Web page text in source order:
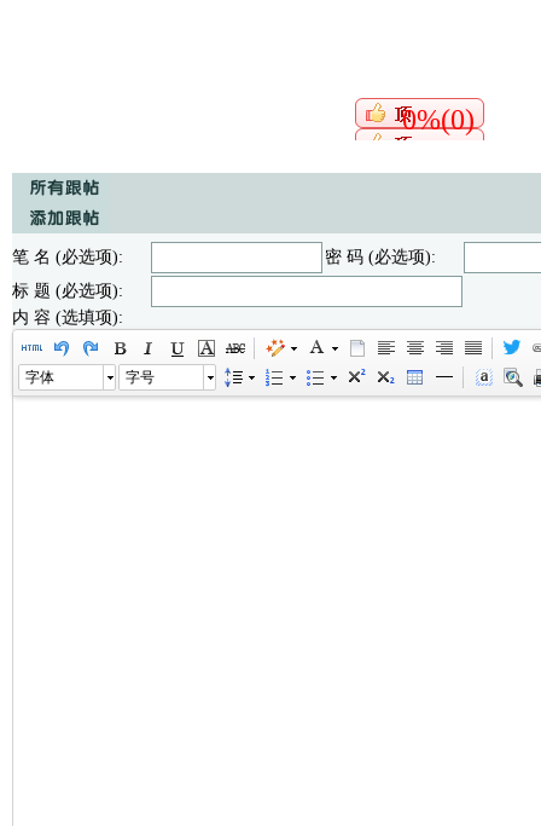
0%(0)
笔 名 (必选项):
密 码 (必选项):
标 题 (必选项):
内 容 (选填项):
字体 字号